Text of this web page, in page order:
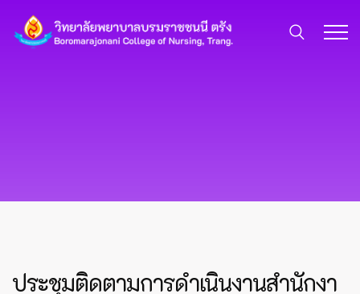
ประชุมติดตามการดำเนินงานสำนักงา